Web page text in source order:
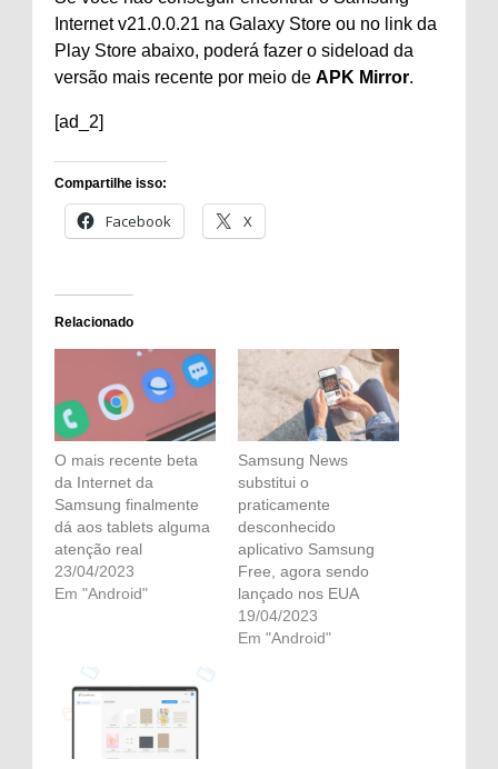
Internet v21.0.0.21 na Galaxy Store ou no link da
Play Store abaixo, poderá fazer o sideload da
versão mais recente por meio de APK Mirror.
[ad_2]
Compartilhe isso:
Facebook X
Relacionado
O mais recente beta
da Internet da
Samsung finalmente
dá aos tablets alguma
atenção real
23/04/2023
Em "Android"
Samsung News
substitui o
praticamente
desconhecido
aplicativo Samsung
Free, agora sendo
lançado nos EUA
19/04/2023
Em "Android"